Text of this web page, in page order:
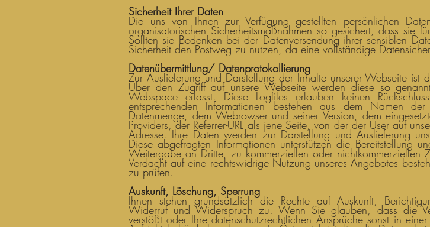
Sicherheit Ihrer Daten
Die uns von Ihnen zur Verfügung gestellten persönlichen
organisatorischen Sicherheitsmaßnahmen so gesichert, dass sie
Sollten sie Bedenken bei der Datenversendung ihrer sensiblen
Sicherheit den Postweg zu nutzen, da eine vollständige
Datenübermittlung/ Datenprotokollierung
Zur Auslieferung und Darstellung der Inhalte unserer Webseite ist
Über den Zugriff auf unsere Webseite werden diese so
Webspace erfasst. Diese Logfiles erlauben keinen
entsprechenden Informationen bestehen aus dem Namen
Datenmenge, dem Webrowser und seiner Version, dem
Providers, der Referrer-URL als jene Seite, von der der User auf
Adresse. Ihre Daten werden zur Darstellung und Auslieferung
Diese abgefragten Informationen unterstützen die Bereitstellung
Weitergabe an Dritte, zu kommerziellen oder nichtkommerziellen
Verdacht auf eine rechtswidrige Nutzung unseres Angebotes
zu prüfen.
Auskunft, Löschung, Sperrung
Ihnen stehen grundsätzlich die Rechte auf Auskunft,
Widerruf und Widerspruch zu. Wenn Sie glauben, dass die
verstößt oder Ihre datenschutzrechtlichen Ansprüche sonst in